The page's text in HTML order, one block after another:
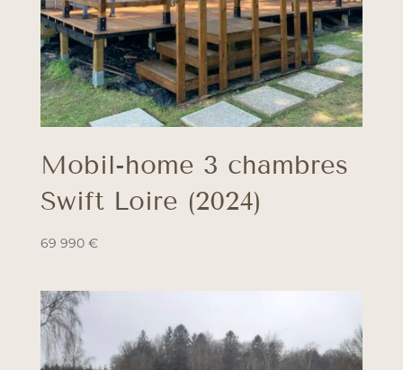
Mobil-home 3 chambres
Swift Loire (2024)
69 990 €